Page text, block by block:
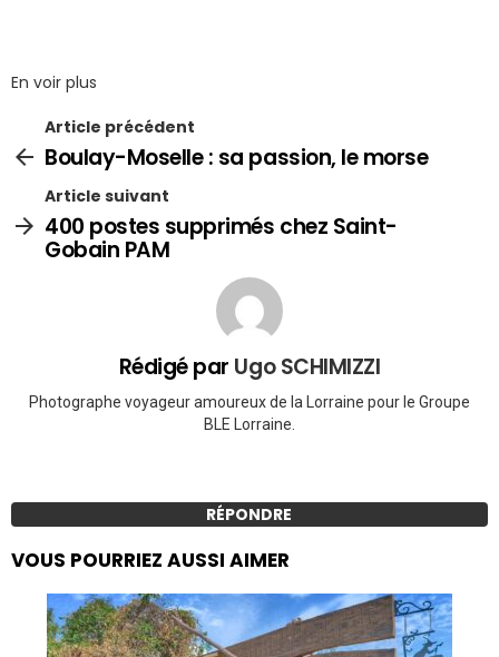
En voir plus
Article précédent
Boulay-Moselle : sa passion, le morse
Article suivant
400 postes supprimés chez Saint-
Gobain PAM
Rédigé par Ugo SCHIMIZZI
Photographe voyageur amoureux de la Lorraine pour le Groupe
BLE Lorraine.
RÉPONDRE
VOUS POURRIEZ AUSSI AIMER